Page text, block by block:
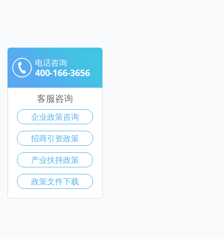
电话咨询
400-166-3656
客服咨询
企业政策咨询
招商引资政策
产业扶持政策
政策文件下载